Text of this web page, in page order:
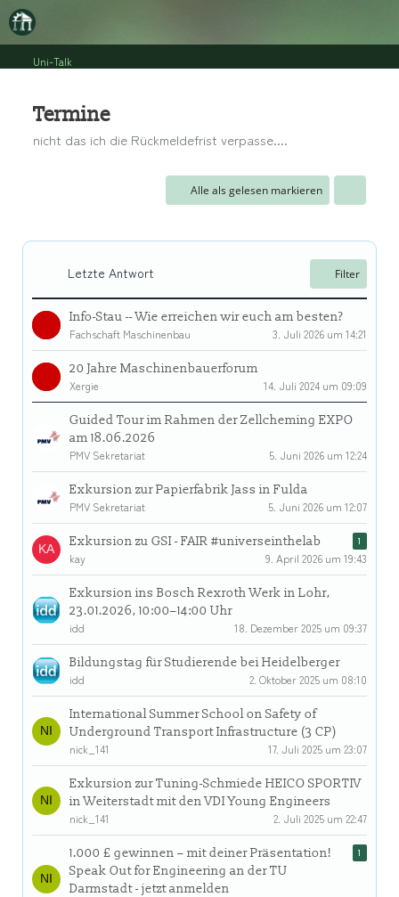
Uni-Talk
Termine
nicht das ich die Rückmeldefrist verpasse....
Alle als gelesen markieren
Letzte Antwort Filter
Info-Stau -- Wie erreichen wir euch am besten?
Fachschaft Maschinenbau
3. Juli 2026 um 14:21
20 Jahre Maschinenbauerforum
Xergie
14. Juli 2024 um 09:09
Guided Tour im Rahmen der Zellcheming EXPO
am 18.06.2026
PMV Sekretariat
5. Juni 2026 um 12:24
Exkursion zur Papierfabrik Jass in Fulda
PMV Sekretariat
5. Juni 2026 um 12:07
Exkursion zu GSI - FAIR #universeinthelab 1
kay 9. April 2026 um 19:43
Exkursion ins Bosch Rexroth Werk in Lohr,
23.01.2026, 10:00–14:00 Uhr
idd
18. Dezember 2025 um 09:37
Bildungstag für Studierende bei Heidelberger
idd
2. Oktober 2025 um 08:10
International Summer School on Safety of
Underground Transport Infrastructure (3 CP)
nick_141
17. Juli 2025 um 23:07
Exkursion zur Tuning-Schmiede HEICO SPORTIV
in Weiterstadt mit den VDI Young Engineers
nick_141
2. Juli 2025 um 22:47
1.000 £ gewinnen – mit deiner Präsentation!
Speak Out for Engineering an der TU
Darmstadt - jetzt anmelden
1